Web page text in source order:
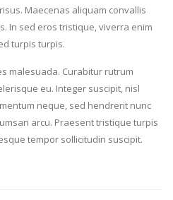
Maecenas aliquam convallis
In sed eros tristique, viverra enim
turpis turpis.
malesuada. Curabitur rutrum
eu. Integer suscipit, nisl
neque, sed hendrerit nunc
arcu. Praesent tristique turpis
tempor sollicitudin suscipit.